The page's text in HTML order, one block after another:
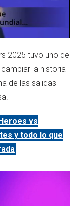
2025 tuvo uno de
la historia
de las salidas
vs
y todo lo que